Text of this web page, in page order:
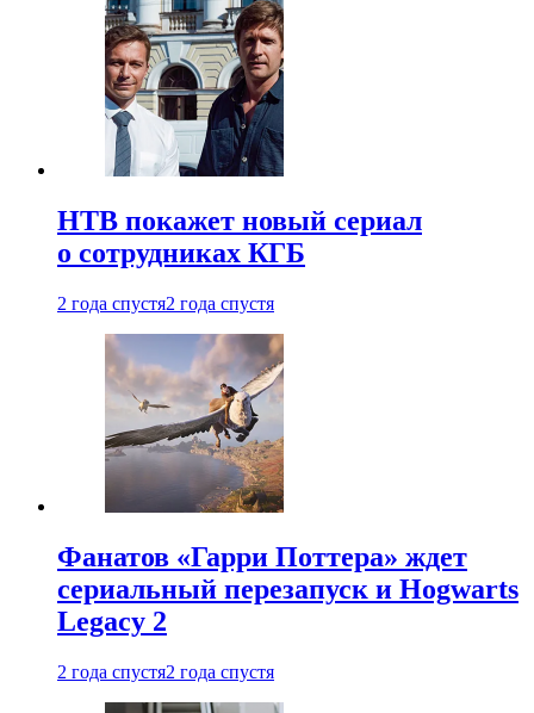
НТВ покажет новый сериал
о сотрудниках КГБ
2 года спустя2 года спустя
Фанатов «Гарри Поттера» ждет
сериальный перезапуск и Hogwarts
Legacy 2
2 года спустя2 года спустя